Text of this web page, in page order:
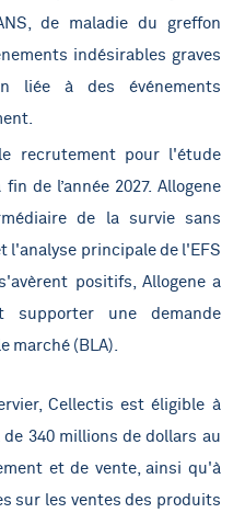
de maladie du greffon
indésirables graves
liée à des événements
recrutement pour l'étude
de l’année 2027. Allogene
de la survie sans
l'analyse principale de l'EFS
positifs, Allogene a
supporter une demande
marché (BLA).
Cellectis est éligible à
340 millions de dollars au
et de vente, ainsi qu'à
sur les ventes des produits